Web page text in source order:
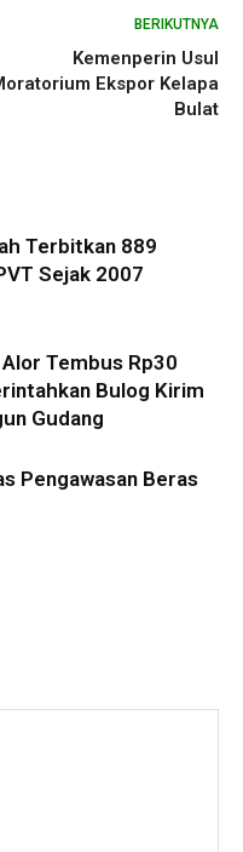
BERIKUTNYA
Kemenperin Usul
Ekspor Kelapa
Bulat
Terbitkan 889
Sejak 2007
Tembus Rp30
Bulog Kirim
Gudang
Pengawasan Beras